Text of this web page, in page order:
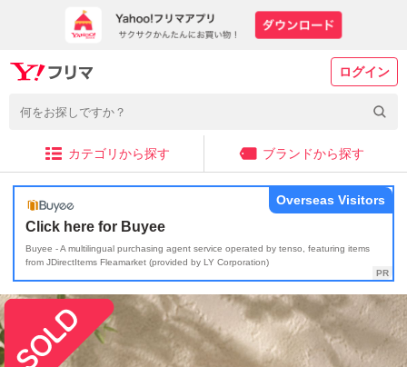
ログイン
カテゴリから探す ブランドから探す
Click here for Buyee
Buyee - A multilingual purchasing agent service operated by tenso, featuring items
from JDirectItems Fleamarket (provided by LY Corporation)
Overseas Visitors